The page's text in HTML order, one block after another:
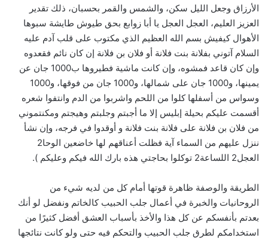
الأرزاق وجعل الليل سكن، والشمس والقمر بحسبان، ذلك تقدير
العزيز العليم، العجل العجل يا أبا زوابع بحق طيوش طايشة سبوها
الأهوال كيفيش بسم الله العظيم الذي مكتوب على قلب آدم عليه
السلام آتوني بفلانة بنت فلانة أو فلان بن فلانة إن كان نائم فقعدوه
وإن كان قاعد فمشوه، وإن كانت ماشية فطيروها ب1000 جان عن
يمينها، و1000 جان على شمالها، و1000 جان من فوقها، و1000
وسواس من أسفلها كلوا من اللحم واشربوا من الدم وانتفوا شعره
أقسمت عليكم بحيلة إبليس إلا ما أجبتم وجلبتم وهيجتم ومكنتموني
من فلان بن فلانة على فلانة بنت فلانة و أوقدوا في فرجه، وإن نشأ
ننزل عليهم من السماء آية فظلت أعناقهم لها خاضعين الوحا2
العجل2 اللساعة2 توكلوا بحاجتي هذه بارك الله فيكم وعليكم ).
الطريقة والوصفة ظاهرة قوتها أمام كل من لديه شيء من
الروحانيات والخبرة في أعمال جلب الحبيب كالخاتم ونفضل لو أنك
بعدتم بأنفسكم عن كل هذا والأخذ بأسباب العشق أفضل كثيرًا من
استخدامكم لطرق جلب الحبيب والتحكم فيه حتى ولو كانت نتائجها